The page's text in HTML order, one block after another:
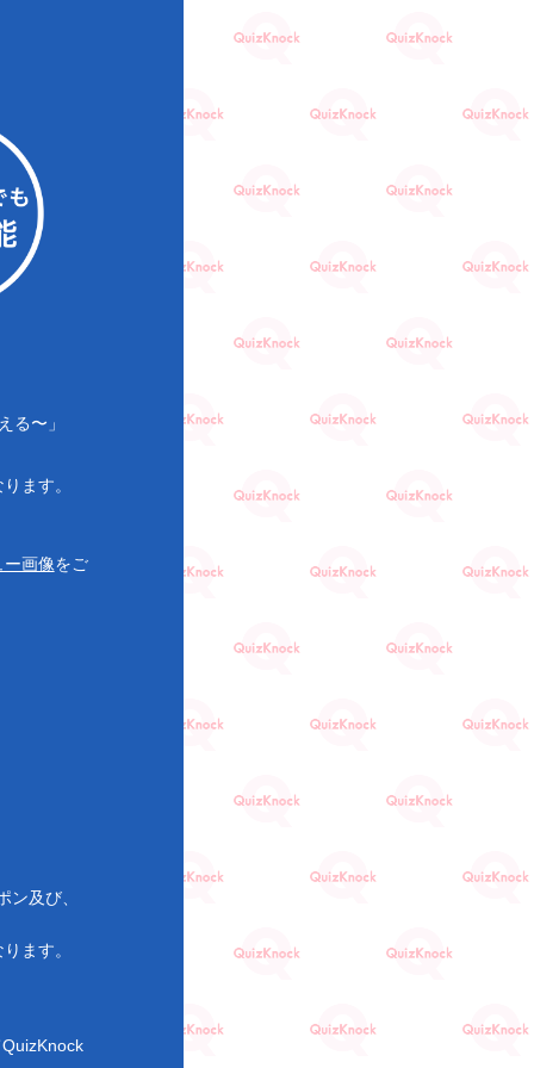
る〜」
ます。
ー画像をご
及び、
ます。